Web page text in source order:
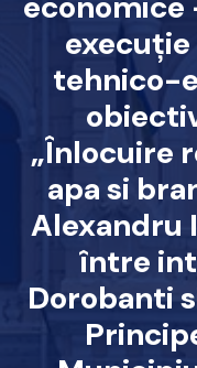
tehnico-
„Înlocuire
apa si
Alexandru
între
Dorobanti